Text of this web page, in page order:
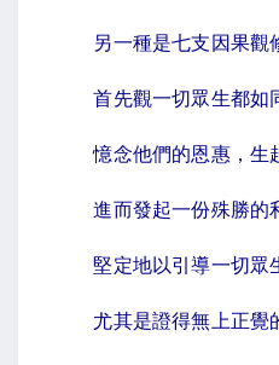
另一種是七支因果觀
首先觀一切眾生都如同
憶念他們的恩惠，生起
進而發起一份殊勝的
堅定地以引導一切眾
尤其是證得無上正覺的